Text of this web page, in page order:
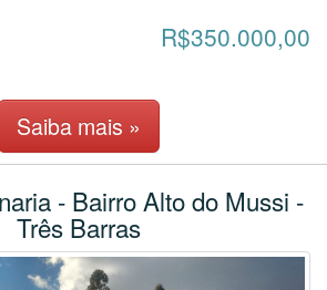
R$350.000,00
Saiba mais »
- Bairro Alto do Mussi -
Três Barras